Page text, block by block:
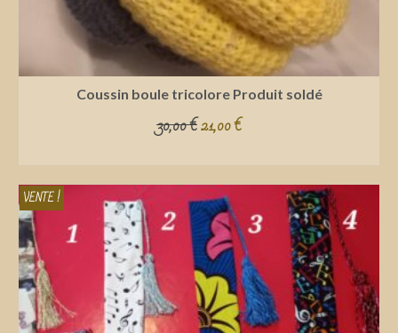
Coussin boule tricolore Produit soldé
30,00€21,00€
VENTE !